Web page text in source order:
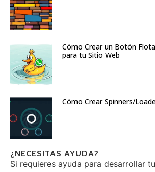
Cómo Crear un Botón
para tu Sitio Web
Cómo Crear Spinners/
¿NECESITAS AYUDA?
Si requieres ayuda para desarrollar